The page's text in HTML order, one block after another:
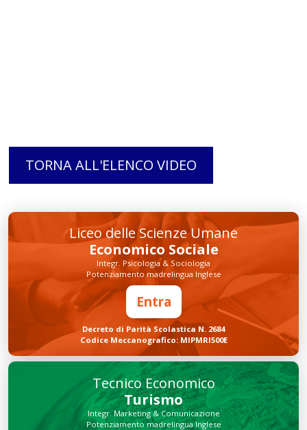
TORNA ALL'ELENCO VIDEO
Liceo delle Scienze Umane
Economico Sociale
Integr. Psicologia & Sociologia
Potenziamento madrelingua Inglese
Entra
Decreto di Parità Scolastica N. 2684
Codice Meccanografico: MIPMRI500E
Tecnico Economico
Turismo
Integr. Marketing & Comunicazione
Potenziamento madrelingua Inglese